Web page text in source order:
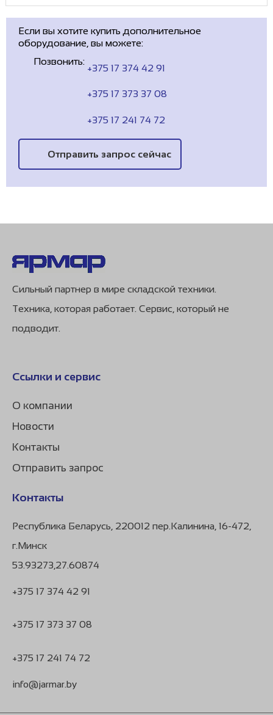
Если вы хотите купить дополнительное
оборудование, вы можете:
Позвонить:
+375 17 374 42 91
+375 17 373 37 08
+375 17 241 74 72
Отправить запрос сейчас
Сильный партнер в мире складской техники.
Техника, которая работает. Сервис, который не
подводит.
Ссылки и сервис
О компании
Новости
Контакты
Отправить запрос
Контакты
Республика Беларусь, 220012 пер.Калинина, 16-472,
г.Минск
53.93273,27.60874
+375 17 374 42 91
+375 17 373 37 08
+375 17 241 74 72
info@jarmar.by